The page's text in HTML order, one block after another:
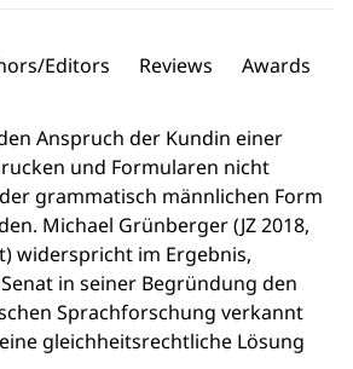
Editors Reviews Awards
Anspruch der Kundin einer
und Formularen nicht
grammatisch männlichen Form
Michael Grünberger (JZ 2018,
widerspricht im Ergebnis,
in seiner Begründung den
Sprachforschung verkannt
gleichheitsrechtliche Lösung